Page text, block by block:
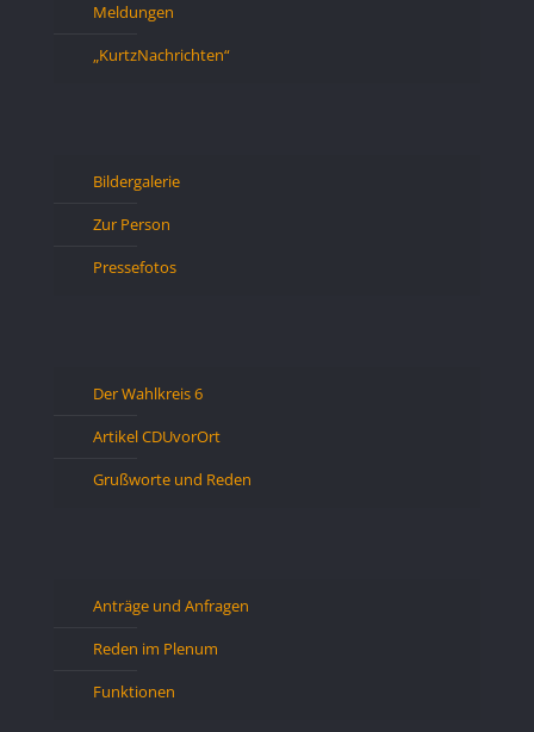
Meldungen
„KurtzNachrichten“
Bildergalerie
Zur Person
Pressefotos
Der Wahlkreis 6
Artikel CDUvorOrt
Grußworte und Reden
Anträge und Anfragen
Reden im Plenum
Funktionen